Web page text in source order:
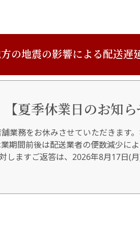
の地震の影響による配送遅
【夏季休業日のお知ら
業務をお休みさせていただきます
期間前後は配送業者の便数減少に
ますご返答は、2026年8月17日(